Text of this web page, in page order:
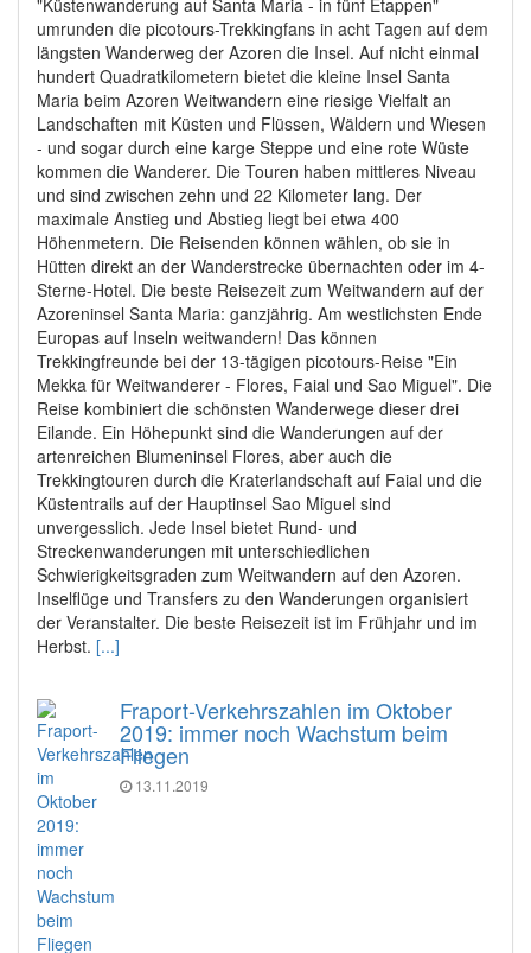
umrunden die picotours-Trekkingfans in acht Tagen auf dem
längsten Wanderweg der Azoren die Insel. Auf nicht einmal
hundert Quadratkilometern bietet die kleine Insel Santa
Maria beim Azoren Weitwandern eine riesige Vielfalt an
Landschaften mit Küsten und Flüssen, Wäldern und Wiesen
- und sogar durch eine karge Steppe und eine rote Wüste
kommen die Wanderer. Die Touren haben mittleres Niveau
und sind zwischen zehn und 22 Kilometer lang. Der
maximale Anstieg und Abstieg liegt bei etwa 400
Höhenmetern. Die Reisenden können wählen, ob sie in
Hütten direkt an der Wanderstrecke übernachten oder im 4-
Sterne-Hotel. Die beste Reisezeit zum Weitwandern auf der
Azoreninsel Santa Maria: ganzjährig. Am westlichsten Ende
Europas auf Inseln weitwandern! Das können
Trekkingfreunde bei der 13-tägigen picotours-Reise "Ein
Mekka für Weitwanderer - Flores, Faial und Sao Miguel". Die
Reise kombiniert die schönsten Wanderwege dieser drei
Eilande. Ein Höhepunkt sind die Wanderungen auf der
artenreichen Blumeninsel Flores, aber auch die
Trekkingtouren durch die Kraterlandschaft auf Faial und die
Küstentrails auf der Hauptinsel Sao Miguel sind
unvergesslich. Jede Insel bietet Rund- und
Streckenwanderungen mit unterschiedlichen
Schwierigkeitsgraden zum Weitwandern auf den Azoren.
Inselflüge und Transfers zu den Wanderungen organisiert
der Veranstalter. Die beste Reisezeit ist im Frühjahr und im
Herbst. [...]
Fraport-Verkehrszahlen im Oktober
2019: immer noch Wachstum beim
Fliegen
13.11.2019